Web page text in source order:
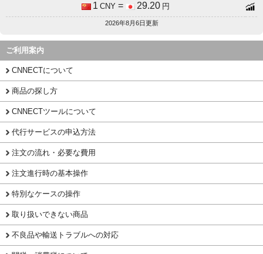
1 CNY = 29.20 円
2026年8月6日更新
ご利用案内
CNNECTについて
商品の探し方
CNNECTツールについて
代行サービスの申込方法
注文の流れ・必要な費用
注文進行時の基本操作
特別なケースの操作
取り扱いできない商品
不良品や輸送トラブルへの対応